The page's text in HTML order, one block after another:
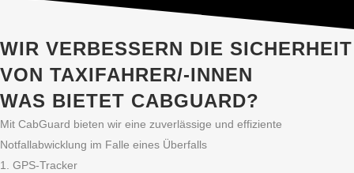
WIR VERBESSERN DIE SICHERHEIT
VON TAXIFAHRER/-INNEN
WAS BIETET CABGUARD?
Mit CabGuard bieten wir eine zuverlässige und effiziente
Notfallabwicklung im Falle eines Überfalls
1. GPS-Tracker